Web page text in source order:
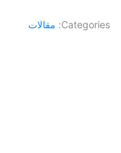
Categories: مقالات